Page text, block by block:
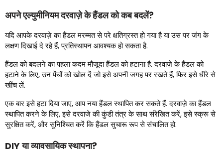
अपने एल्युमीनियम दरवाज़े के हैंडल को कब बदलें?
यदि आपके दरवाज़े का हैंडल मरम्मत से परे क्षतिग्रस्त हो गया है या उस पर जंग के
लक्षण दिखाई दे रहे हैं, प्रतिस्थापन आवश्यक हो सकता है.
हैंडल को बदलने का पहला कदम मौजूदा हैंडल को हटाना है. दरवाज़े के हैंडल को
हटाने के लिए, उन पेंचों को खोल दें जो इसे अपनी जगह पर रखते हैं, फिर इसे धीरे से
खींच लें.
एक बार इसे हटा दिया जाए, आप नया हैंडल स्थापित कर सकते हैं. दरवाज़े का हैंडल
स्थापित करने के लिए, इसे दरवाजे की कुंडी तंत्र के साथ संरेखित करें, इसे स्क्रू से
सुरक्षित करें, और सुनिश्चित करें कि हैंडल सुचारू रूप से संचालित हो.
DIY या व्यावसायिक स्थापना?